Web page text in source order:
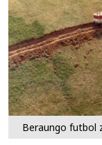
Beraungo futbol